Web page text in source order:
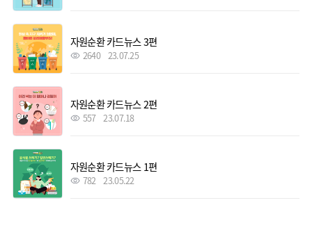
자원순환 카드뉴스 3편
2640 23.07.25
자원순환 카드뉴스 2편
557 23.07.18
자원순환 카드뉴스 1편
782 23.05.22